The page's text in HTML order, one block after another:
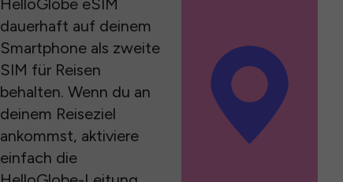
HelloGlobe eSIM
dauerhaft auf deinem
Smartphone als zweite
SIM für Reisen
behalten. Wenn du an
deinem Reiseziel
ankommst, aktiviere
einfach die